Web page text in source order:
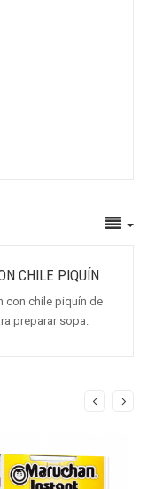
CHILE PIQUÍN
con chile piquín de
preparar sopa.